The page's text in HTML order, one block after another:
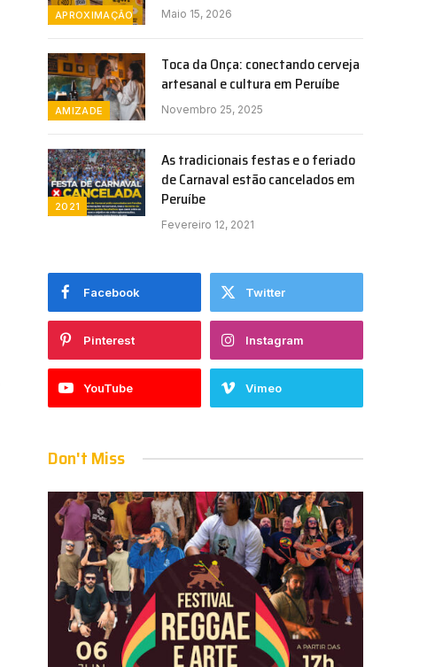
APROXIMAÇÃO Maio 15, 2026
AMIZADE
Toca da Onça: conectando cerveja
artesanal e cultura em Peruíbe
Novembro 25, 2025
2021
As tradicionais festas e o feriado
de Carnaval estão cancelados em
Peruíbe
Fevereiro 12, 2021
Facebook Twitter
Pinterest Instagram
YouTube Vimeo
Don't Miss